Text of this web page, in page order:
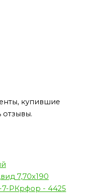
купившие
отзывы.